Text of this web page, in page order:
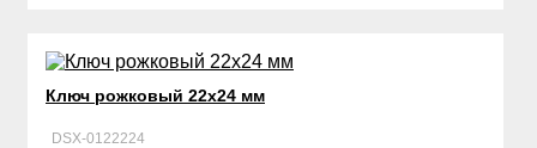
Ключ рожковый 22х24 мм
DSX-0122224